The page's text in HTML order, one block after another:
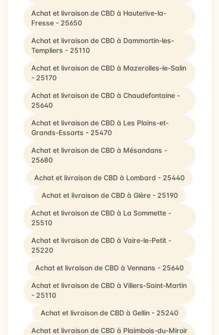
Achat et livraison de CBD à Hauterive-la-
Fresse - 25650
Achat et livraison de CBD à Dammartin-les-
Templiers - 25110
Achat et livraison de CBD à Mazerolles-le-Salin
- 25170
Achat et livraison de CBD à Chaudefontaine -
25640
Achat et livraison de CBD à Les Plains-et-
Grands-Essarts - 25470
Achat et livraison de CBD à Mésandans -
25680
Achat et livraison de CBD à Lombard - 25440
Achat et livraison de CBD à Glère - 25190
Achat et livraison de CBD à La Sommette -
25510
Achat et livraison de CBD à Vaire-le-Petit -
25220
Achat et livraison de CBD à Vennans - 25640
Achat et livraison de CBD à Villers-Saint-Martin
- 25110
Achat et livraison de CBD à Gellin - 25240
Achat et livraison de CBD à Plaimbois-du-Miroir